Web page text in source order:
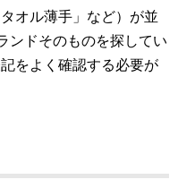
オル薄手」など）が並
ンドそのものを探してい
をよく確認する必要が